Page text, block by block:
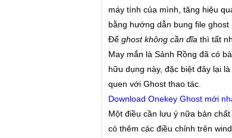
máy tính của mình, tăng hiệu
bằng hướng dẫn bung file ghost
Để ghost không cần đĩa thì tất
May mắn là Sảnh Rồng đã có
hữu dụng này, đặc biệt đây lại
quen với Ghost thao tác.
Download Onekey Ghost mới
Một điều cần lưu ý nữa bản
có thêm các điều chỉnh trên